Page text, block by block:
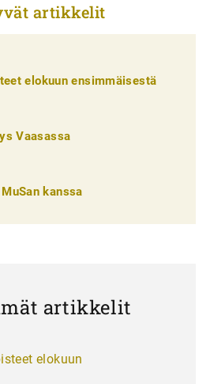
artikkelit
elokuun ensimmäisestä
Vaasassa
kanssa
artikkelit
elokuun